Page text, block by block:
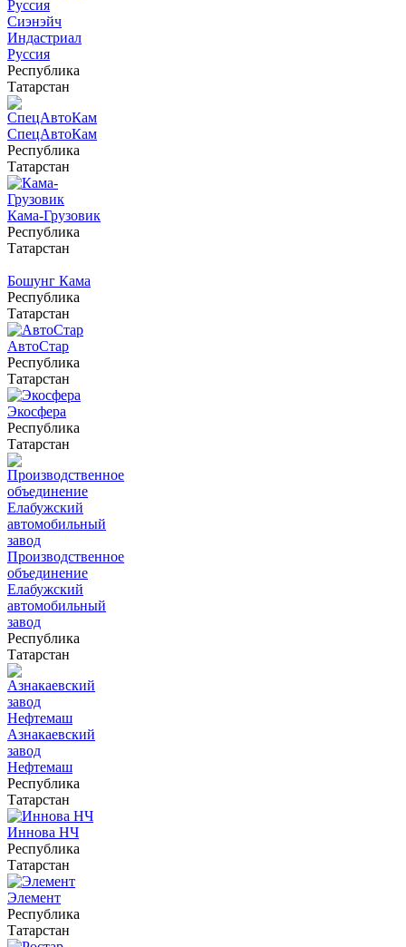
Сиэнэйч
Индастриал
Руссия
Республика
Татарстан
СпецАвтоКам
Республика
Татарстан
Кама-Грузовик
Республика
Татарстан
Бошунг Кама
Республика
Татарстан
АвтоСтар
Республика
Татарстан
Экосфера
Республика
Татарстан
Производственное
объединение
Елабужский
автомобильный
завод
Республика
Татарстан
Азнакаевский
завод
Нефтемаш
Республика
Татарстан
Иннова НЧ
Республика
Татарстан
Элемент
Республика
Татарстан